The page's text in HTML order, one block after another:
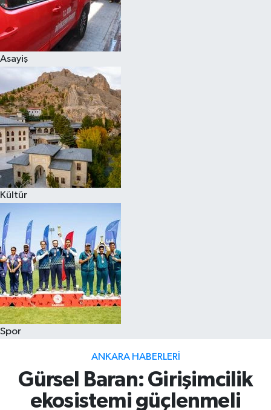
Asayiş
Kültür
Spor
ANKARA HABERLERI
Gürsel Baran: Girişimcilik
ekosistemi güçlenmeli